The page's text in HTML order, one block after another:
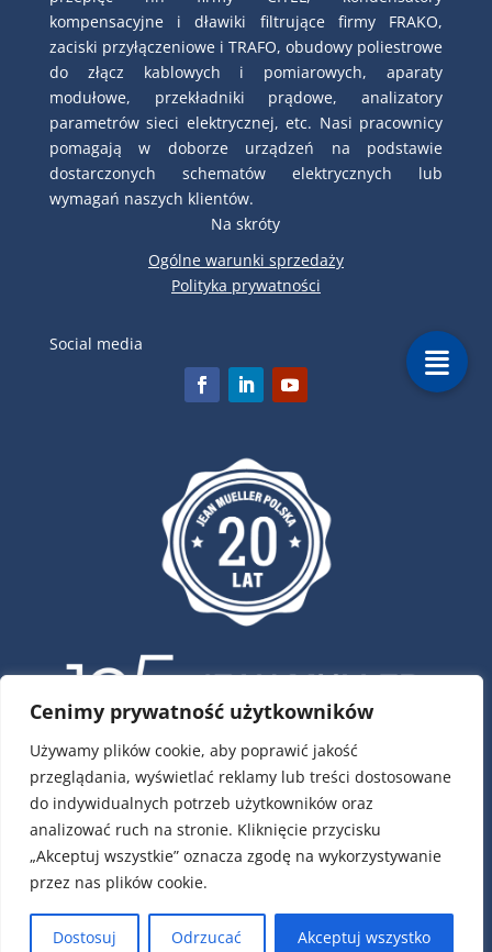
Cenimy prywatność użytkowników
Używamy plików cookie, aby poprawić jakość
przeglądania, wyświetlać reklamy lub treści dostosowane
do indywidualnych potrzeb użytkowników oraz
analizować ruch na stronie. Kliknięcie przycisku
„Akceptuj wszystkie” oznacza zgodę na wykorzystywanie
przez nas plików cookie.
Dostosuj Odrzucać Akceptuj wszystko
kompensacyjne i dławiki filtrujące firmy FRAKO,
zaciski przyłączeniowe i TRAFO, obudowy poliestrowe
do złącz kablowych i pomiarowych, aparaty
modułowe, przekładniki prądowe, analizatory
parametrów sieci elektrycznej, etc. Nasi pracownicy
pomagają w doborze urządzeń na podstawie
dostarczonych schematów elektrycznych lub
wymagań naszych klientów.
Na skróty
Ogólne warunki sprzedaży
Polityka prywatności
Social media
ul. Krótka 4, 02-293 Warszawa
tel.:22 / 751 79 01
tel.:22 / 868 00 58
e-mail:info@jeanmueller.pl